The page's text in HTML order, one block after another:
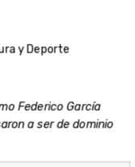
y Deporte
Federico García
a ser de dominio